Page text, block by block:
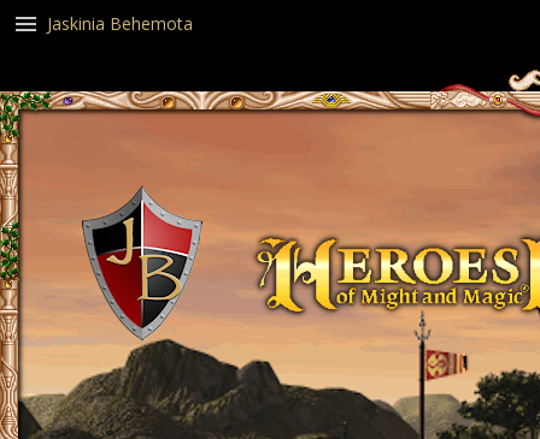
Jaskinia Behemota